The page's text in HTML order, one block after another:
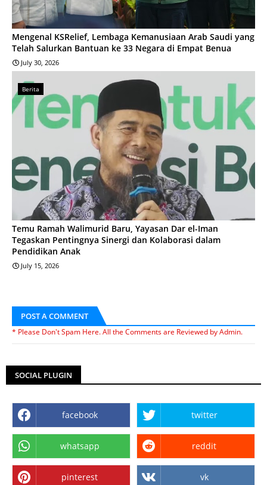
Mengenal KSRelief, Lembaga Kemanusiaan Arab Saudi yang
Telah Salurkan Bantuan ke 33 Negara di Empat Benua
July 30, 2026
Berita
Temu Ramah Walimurid Baru, Yayasan Dar el-Iman
Tegaskan Pentingnya Sinergi dan Kolaborasi dalam
Pendidikan Anak
July 15, 2026
POST A COMMENT
* Please Don't Spam Here. All the Comments are Reviewed by Admin.
SOCIAL PLUGIN
facebook twitter
whatsapp reddit
pinterest vk